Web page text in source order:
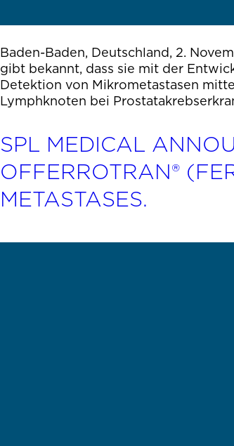
Baden-Baden, Deutschland, 2.
gibt bekannt, dass sie mit der
Detektion von Mikrometastasen
Lymphknoten bei
SPL MEDICAL
OFFERROTRAN®
METASTASES.